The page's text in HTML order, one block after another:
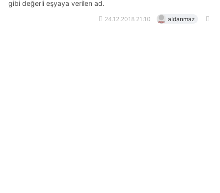
gibi değerli eşyaya verilen ad.
24.12.2018 21:10 aldanmaz